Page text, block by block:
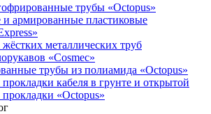
трубы «Octopus»
и армированные пластиковые
металлических труб
«Cosmec»
трубы из полиамида «Octopus»
кабеля в грунте и открытой
«Octopus»